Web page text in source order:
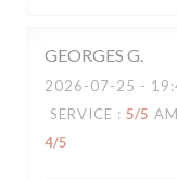
GEORGES G
2026-07-25 -
SERVICE : 5/5
4/5